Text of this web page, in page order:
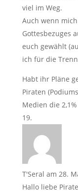
viel im Weg.
Auch wenn
Gottesbezuges
euch gewählt
ich für die
Habt ihr Pläne
Piraten
Medien die
T'Seral am 28.
Hallo liebe